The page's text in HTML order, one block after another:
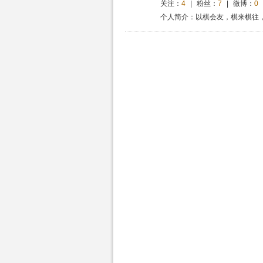
关注： 4 粉丝： 7 微博： 0
个人简介：以棋会友，棋来棋往